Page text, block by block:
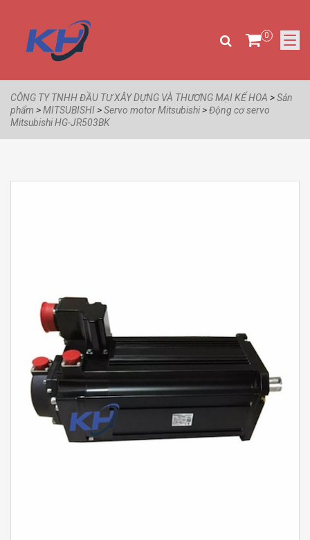
0
CÔNG TY TNHH ĐẦU TƯ XÂY DỰNG VÀ THƯƠNG MẠI KẾ HOA >Sản
phẩm >MITSUBISHI>Servo motor Mitsubishi>Động cơ servo
Mitsubishi HG-JR503BK